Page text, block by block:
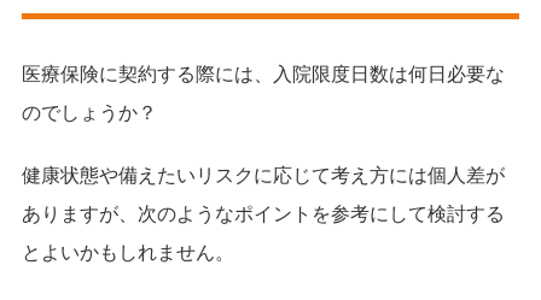
慢性閉塞性肺疾患 49.8
結核 44.3
骨折 35.4
循環器系の疾患
医療保険に契約する際には、入院限度日数は何日必要な
のでしょうか？
健康状態や備えたいリスクに応じて考え方には個人差が
ありますが、次のようなポイントを参考にして検討する
とよいかもしれません。